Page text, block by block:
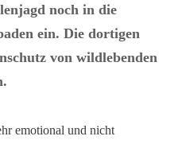
noch in die
ein. Die dortigen
von wildlebenden
emotional und nicht